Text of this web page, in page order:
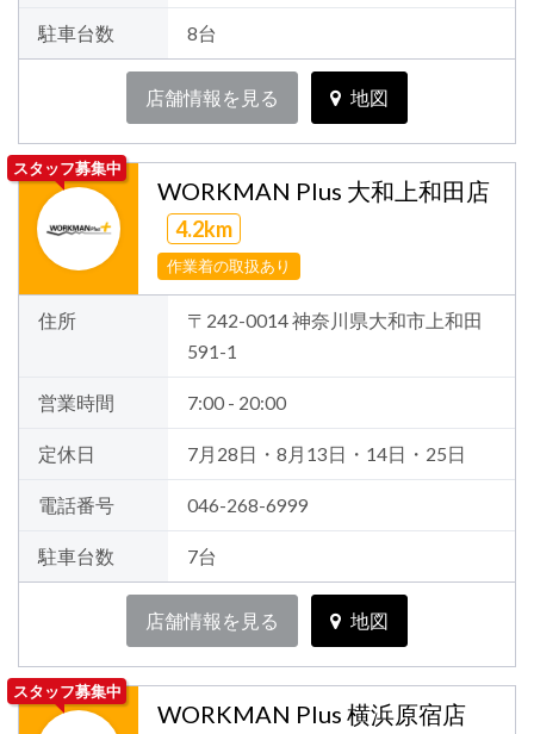
駐車台数 8台
店舗情報を見る 地図
スタッフ募集中
WORKMAN Plus 大和上和田店
4.2km
作業着の取扱あり
住所
〒242-0014 神奈川県大和市上和田
591-1
営業時間 7:00 - 20:00
定休日 7月28日・8月13日・14日・25日
電話番号 046-268-6999
駐車台数 7台
店舗情報を見る 地図
スタッフ募集中
WORKMAN Plus 横浜原宿店